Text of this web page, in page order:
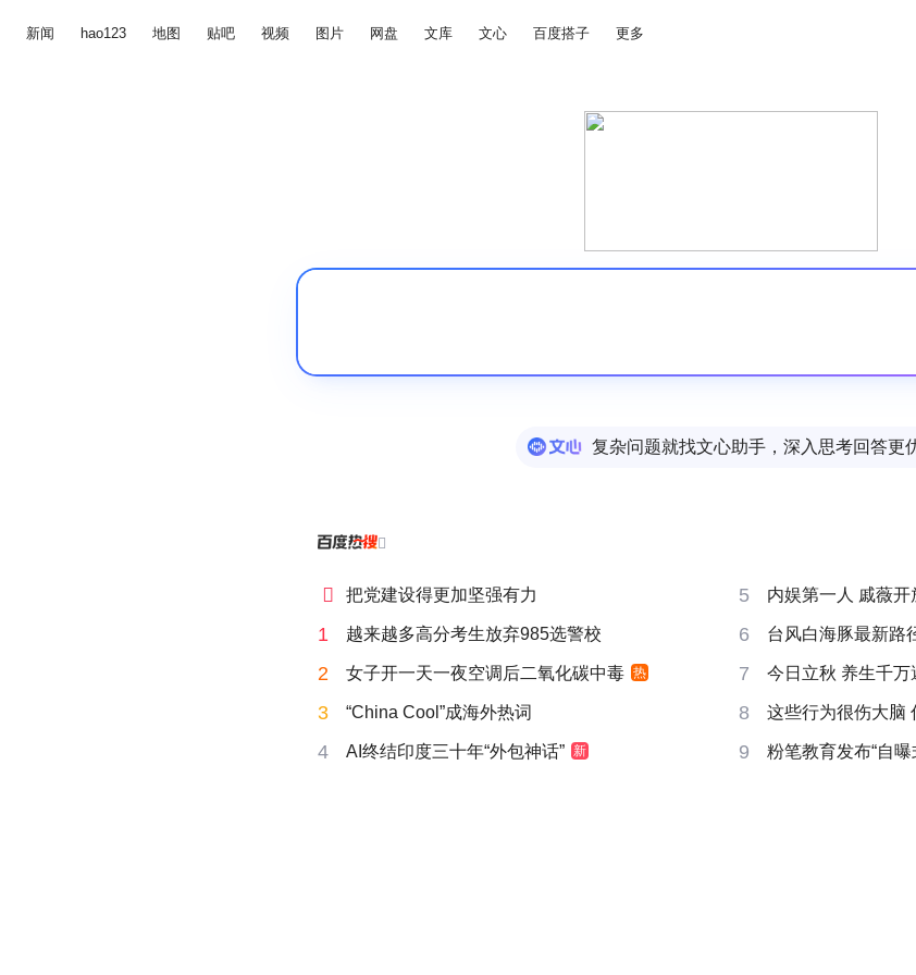
新闻 hao123 地图 贴吧 视频 图片 网盘 文库 文心 百度搭子 更多
复杂问题就找文心助手，深入思考回答更

 把党建设得更加坚强有力 5 内娱第一人 戚薇开
1 越来越多高分考生放弃985选警校 6 台风白海豚最新路
2 女子开一天一夜空调后二氧化碳中毒 热 7 今日立秋 养生千万
3 “China Cool”成海外热词 8 这些行为很伤大脑
4 AI终结印度三十年“外包神话” 新 9 粉笔教育发布“自曝